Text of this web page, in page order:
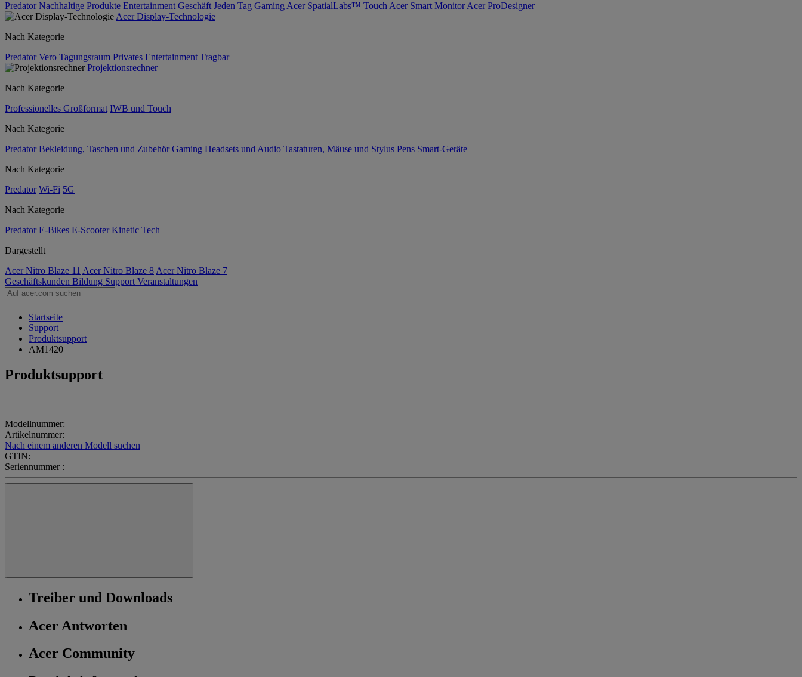
Predator Nachhaltige Produkte Entertainment Geschäft Jeden Tag Gaming Acer SpatialLabs™ Touch Acer Smart Monitor Acer ProDesigner
Acer Display-Technologie
Nach Kategorie
Predator Vero Tagungsraum Privates Entertainment Tragbar
Projektionsrechner
Nach Kategorie
Professionelles Großformat IWB und Touch
Nach Kategorie
Predator Bekleidung, Taschen und Zubehör Gaming Headsets und Audio Tastaturen, Mäuse und Stylus Pens Smart-Geräte
Nach Kategorie
Predator Wi-Fi 5G
Nach Kategorie
Predator E-Bikes E-Scooter Kinetic Tech
Dargestellt
Acer Nitro Blaze 11 Acer Nitro Blaze 8 Acer Nitro Blaze 7
Geschäftskunden Bildung Support Veranstaltungen
Startseite
Support
Produktsupport
AM1420
Produktsupport
Modellnummer:
Artikelnummer:
Nach einem anderen Modell suchen
GTIN:
Seriennummer :
Treiber und Downloads
Acer Antworten
Acer Community